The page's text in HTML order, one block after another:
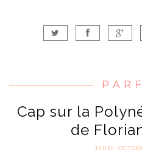
Cap sur la
de
JEUDI,